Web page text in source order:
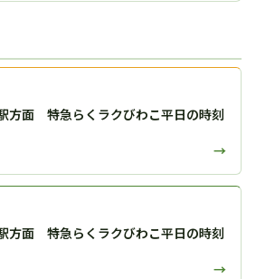
方面 特急らくラクびわこ平日の時刻
→
方面 特急らくラクびわこ平日の時刻
→